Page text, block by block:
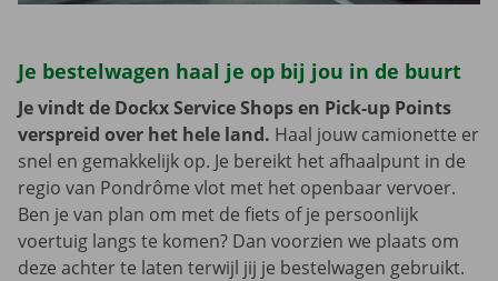
Je bestelwagen haal je op bij jou in de buurt
Je vindt de Dockx Service Shops en Pick-up Points
verspreid over het hele land. Haal jouw camionette er
snel en gemakkelijk op. Je bereikt het afhaalpunt in de
regio van Pondrôme vlot met het openbaar vervoer.
Ben je van plan om met de fiets of je persoonlijk
voertuig langs te komen? Dan voorzien we plaats om
deze achter te laten terwijl jij je bestelwagen gebruikt.